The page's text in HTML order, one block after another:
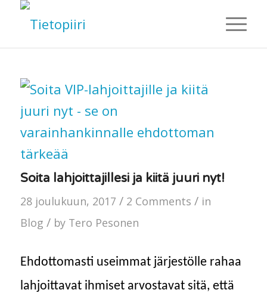
Soita lahjoittajillesi ja kiitä juuri nyt!
28 joulukuun, 2017 / 2 Comments / in
Blog / by Tero Pesonen
Ehdottomasti useimmat järjestölle rahaa
lahjoittavat ihmiset arvostavat sitä, että